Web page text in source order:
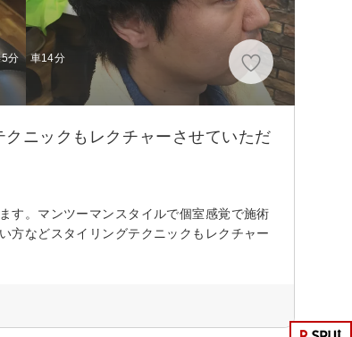
分 車14分
ニックもレクチャーさせていただ
す。マンツーマンスタイルで個室感覚で施術
方などスタイリングテクニックもレクチャー